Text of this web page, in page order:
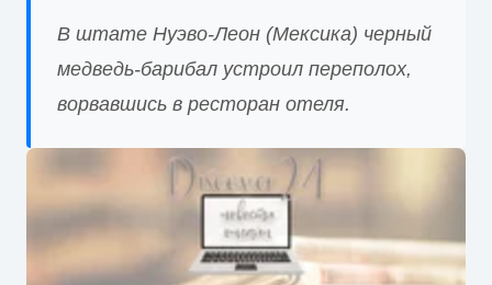
В штате Нуэво-Леон (Мексика) черный
медведь-барибал устроил переполох,
ворвавшись в ресторан отеля.